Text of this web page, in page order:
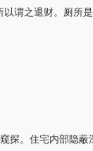
谓之退财。厕所
。住宅内部隐蔽